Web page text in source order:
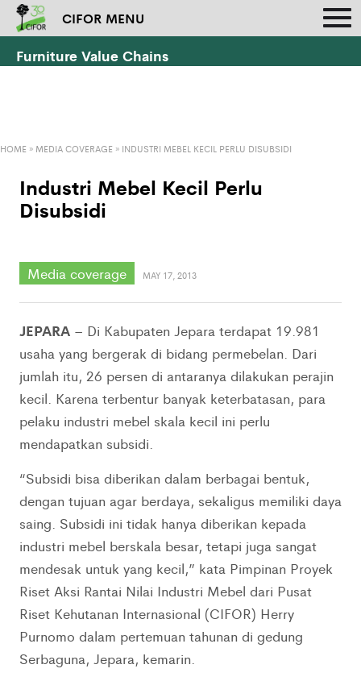
CIFOR MENU
Furniture Value Chains
HOME » MEDIA COVERAGE » INDUSTRI MEBEL KECIL PERLU DISUBSIDI
Industri Mebel Kecil Perlu
Disubsidi
Media coverage MAY 17, 2013
JEPARA – Di Kabupaten Jepara terdapat 19.981
usaha yang bergerak di bidang permebelan. Dari
jumlah itu, 26 persen di antaranya dilakukan perajin
kecil. Karena terbentur banyak keterbatasan, para
pelaku industri mebel skala kecil ini perlu
mendapatkan subsidi.
“Subsidi bisa diberikan dalam berbagai bentuk,
dengan tujuan agar berdaya, sekaligus memiliki daya
saing. Subsidi ini tidak hanya diberikan kepada
industri mebel berskala besar, tetapi juga sangat
mendesak untuk yang kecil,” kata Pimpinan Proyek
Riset Aksi Rantai Nilai Industri Mebel dari Pusat
Riset Kehutanan Internasional (CIFOR) Herry
Purnomo dalam pertemuan tahunan di gedung
Serbaguna, Jepara, kemarin.